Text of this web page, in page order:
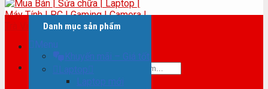
Tìm kiếm:
Danh mục sản phẩm